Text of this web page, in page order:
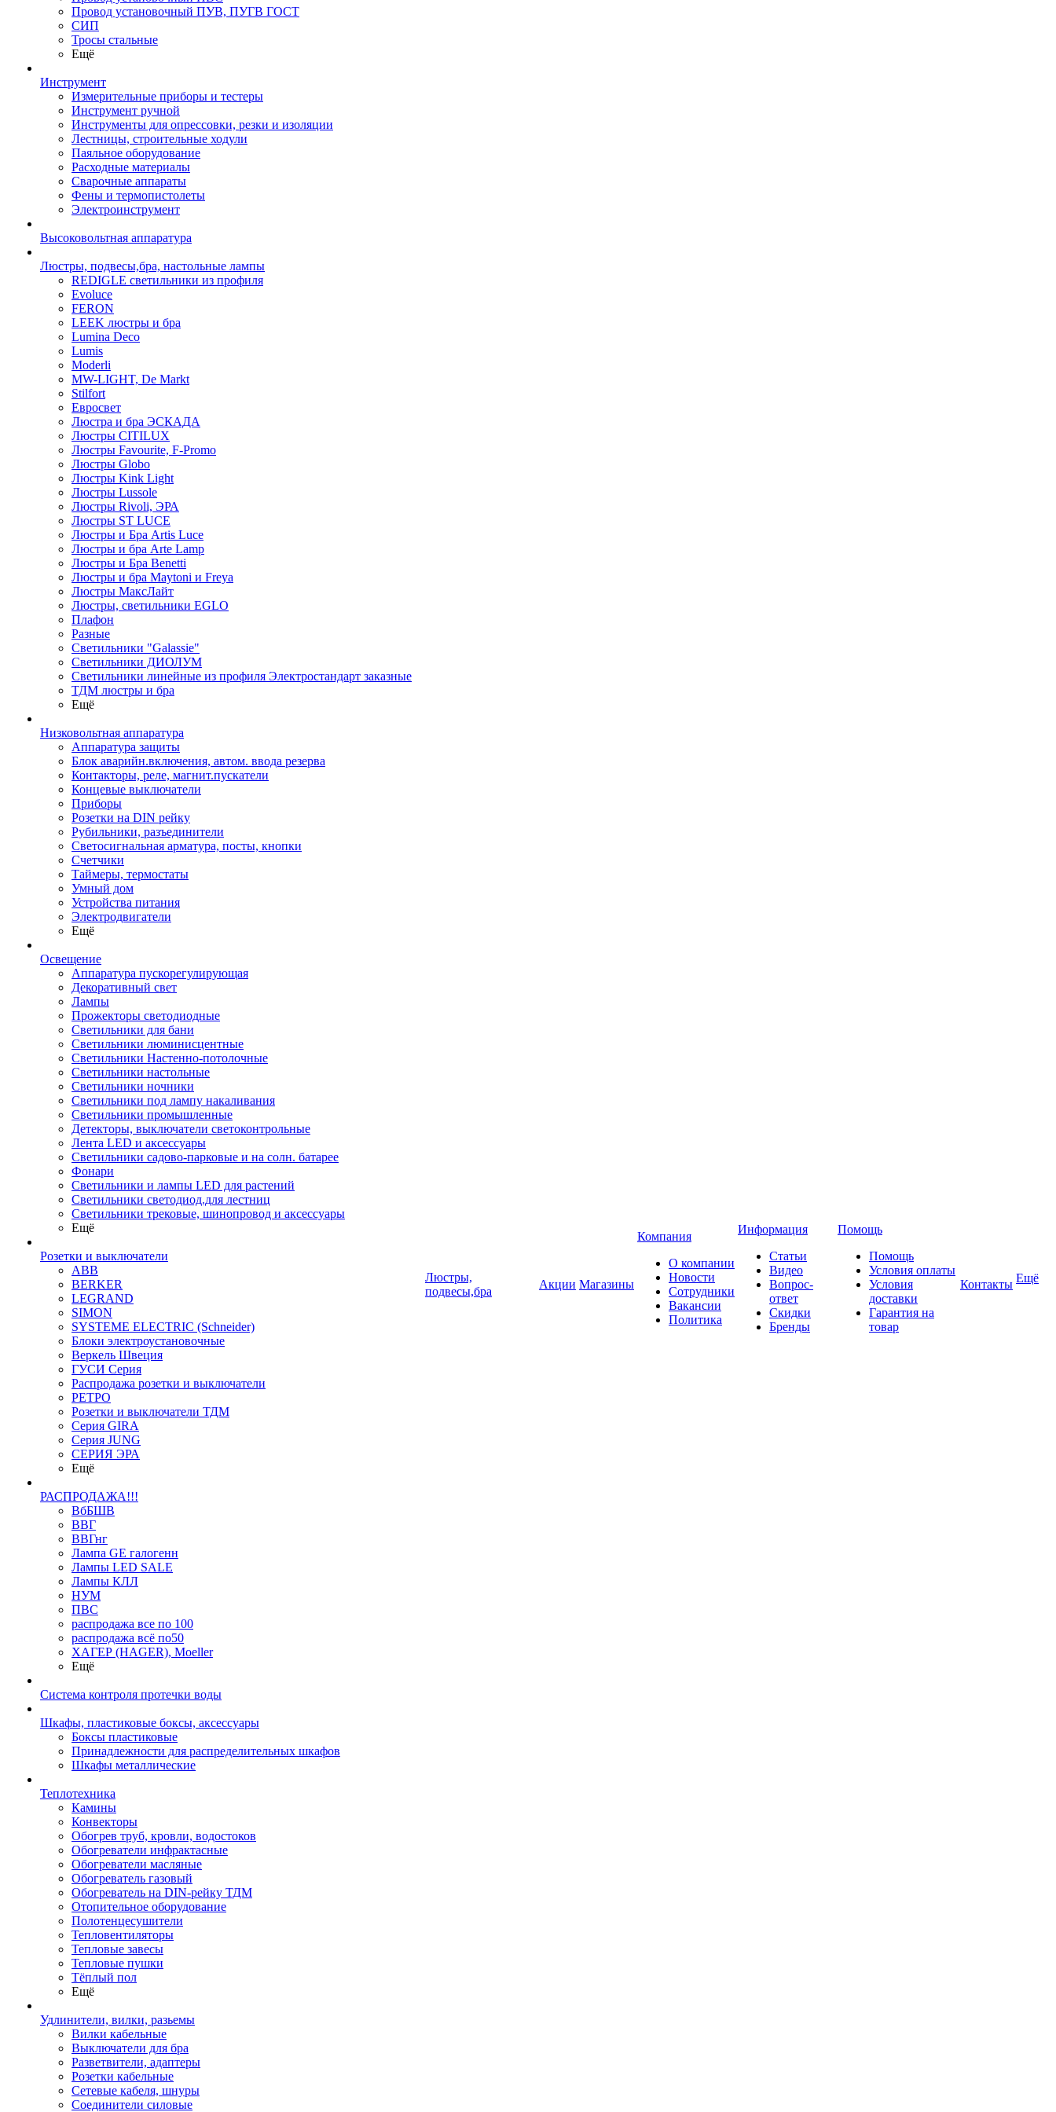
Провод установочный ПУВ, ПУГВ ГОСТ
СИП
Тросы стальные
Ещё
Инструмент
Измерительные приборы и тестеры
Инструмент ручной
Инструменты для опрессовки, резки и изоляции
Лестницы, строительные ходули
Паяльное оборудование
Расходные материалы
Сварочные аппараты
Фены и термопистолеты
Электроинструмент
Высоковольтная аппаратура
Люстры, подвесы,бра, настольные лампы
REDIGLE светильники из профиля
Evoluce
FERON
LEEK люстры и бра
Lumina Deco
Lumis
Moderli
MW-LIGHT, De Markt
Stilfort
Евросвет
Люстра и бра ЭСКАДА
Люстры CITILUX
Люстры Favourite, F-Promo
Люстры Globo
Люстры Kink Light
Люстры Lussole
Люстры Rivoli, ЭРА
Люстры ST LUCE
Люстры и Бра Artis Luce
Люстры и бра Arte Lamp
Люстры и Бра Benetti
Люстры и бра Maytoni и Freya
Люстры МаксЛайт
Люстры, светильники EGLO
Плафон
Разные
Светильники "Galassie"
Светильники ДИОЛУМ
Светильники линейные из профиля Электростандарт заказные
ТДМ люстры и бра
Ещё
Низковольтная аппаратура
Аппаратура защиты
Блок аварийн.включения, автом. ввода резерва
Контакторы, реле, магнит.пускатели
Концевые выключатели
Приборы
Розетки на DIN рейку
Рубильники, разъединители
Светосигнальная арматура, посты, кнопки
Счетчики
Таймеры, термостаты
Умный дом
Устройства питания
Электродвигатели
Ещё
Освещение
Аппаратура пускорегулирующая
Декоративный свет
Лампы
Прожекторы светодиодные
Светильники для бани
Светильники люминисцентные
Светильники Настенно-потолочные
Светильники настольные
Светильники ночники
Светильники под лампу накаливания
Светильники промышленные
Детекторы, выключатели светоконтрольные
Лента LED и аксессуары
Светильники садово-парковые и на солн. батарее
Фонари
Светильники и лампы LED для растений
Светильники светодиод.для лестниц
Светильники трековые, шинопровод и аксессуары
Ещё
Розетки и выключатели
ABB
BERKER
LEGRAND
SIMON
SYSTEME ELECTRIC (Schneider)
Блоки электроустановочные
Веркель Швеция
ГУСИ Серия
Распродажа розетки и выключатели
РЕТРО
Розетки и выключатели ТДМ
Серия GIRA
Серия JUNG
СЕРИЯ ЭРА
Ещё
РАСПРОДАЖА!!!
ВбБШВ
ВВГ
ВВГнг
Лампа GE галогенн
Лампы LED SALE
Лампы КЛЛ
НУМ
ПВС
распродажа все по 100
распродажа всё по50
ХАГЕР (HAGER), Moeller
Ещё
Система контроля протечки воды
Шкафы, пластиковые боксы, аксессуары
Боксы пластиковые
Принадлежности для распределительных шкафов
Шкафы металлические
Теплотехника
Камины
Конвекторы
Обогрев труб, кровли, водостоков
Обогреватели инфрактасные
Обогреватели масляные
Обогреватель газовый
Обогреватель на DIN-рейку ТДМ
Отопительное оборудование
Полотенцесушители
Тепловентиляторы
Тепловые завесы
Тепловые пушки
Тёплый пол
Ещё
Удлинители, вилки, разьемы
Вилки кабельные
Выключатели для бра
Разветвители, адаптеры
Розетки кабельные
Сетевые кабеля, шнуры
Соединители силовые
Люстры,
подвесы,бра
Акции Магазины
Компания
О компании
Новости
Сотрудники
Вакансии
Политика
Информация
Статьи
Видео
Вопрос-
ответ
Скидки
Бренды
Помощь
Помощь
Условия оплаты
Условия
доставки
Гарантия на
товар
Контакты Ещё